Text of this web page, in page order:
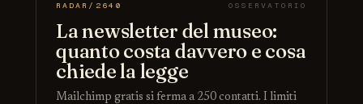
RADAR/2640 OSSERVATORIO
La newsletter del museo:
quanto costa davvero e cosa
chiede la legge
Mailchimp gratis si ferma a 250 contatti. I limiti